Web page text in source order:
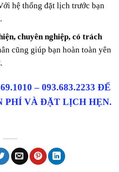
hệ thống đặt lịch trước bạn
chuyên nghiệp, có trách
cũng giúp bạn hoàn toàn yên
– 093.683.2233 ĐỂ
PHÍ VÀ ĐẶT LỊCH HẸN.